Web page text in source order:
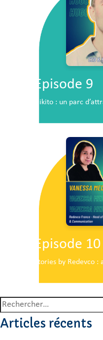
Episode 9
Nikito : un parc
Episode 10
Stories by Redevco
Rechercher :
Articles récents